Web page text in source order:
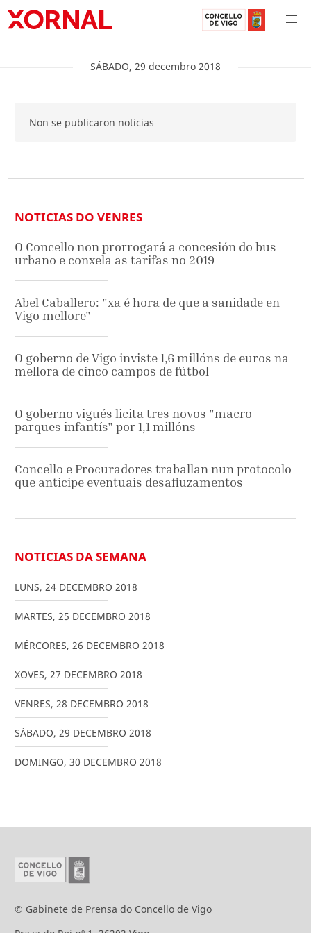
SÁBADO, 29 decembro 2018
Non se publicaron noticias
NOTICIAS DO VENRES
O Concello non prorrogará a concesión do bus
urbano e conxela as tarifas no 2019
Abel Caballero: "xa é hora de que a sanidade en
Vigo mellore"
O goberno de Vigo inviste 1,6 millóns de euros na
mellora de cinco campos de fútbol
O goberno vigués licita tres novos "macro
parques infantís" por 1,1 millóns
Concello e Procuradores traballan nun protocolo
que anticipe eventuais desafiuzamentos
NOTICIAS DA SEMANA
LUNS, 24 DECEMBRO 2018
MARTES, 25 DECEMBRO 2018
MÉRCORES, 26 DECEMBRO 2018
XOVES, 27 DECEMBRO 2018
VENRES, 28 DECEMBRO 2018
SÁBADO, 29 DECEMBRO 2018
DOMINGO, 30 DECEMBRO 2018
© Gabinete de Prensa do Concello de Vigo